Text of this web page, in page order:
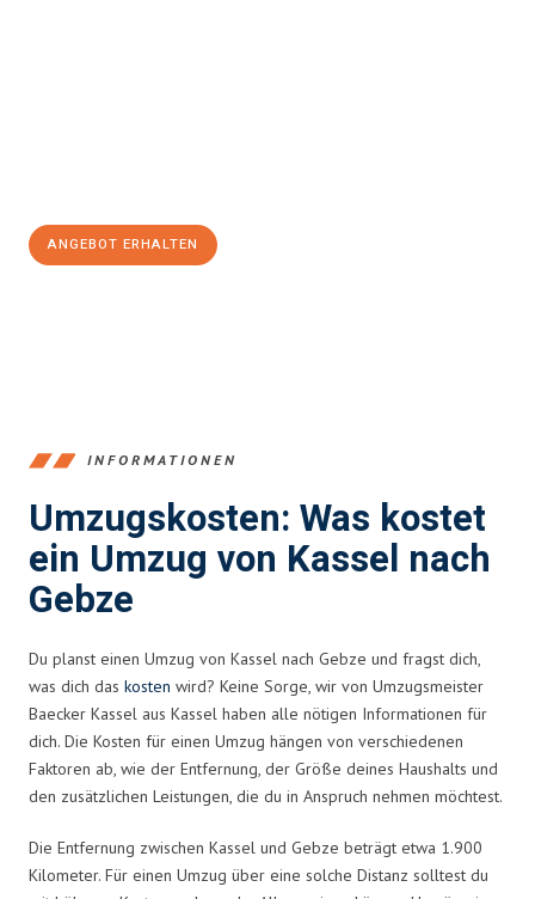
ANGEBOT ERHALTEN
INFORMATIONEN
Umzugskosten: Was kostet
ein Umzug von Kassel nach
Gebze
Du planst einen Umzug von Kassel nach Gebze und fragst dich,
was dich das kosten wird? Keine Sorge, wir von Umzugsmeister
Baecker Kassel aus Kassel haben alle nötigen Informationen für
dich. Die Kosten für einen Umzug hängen von verschiedenen
Faktoren ab, wie der Entfernung, der Größe deines Haushalts und
den zusätzlichen Leistungen, die du in Anspruch nehmen möchtest.
Die Entfernung zwischen Kassel und Gebze beträgt etwa 1.900
Kilometer. Für einen Umzug über eine solche Distanz solltest du